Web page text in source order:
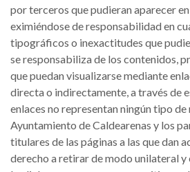
por terceros que pudieran aparecer
eximiéndose de responsabilidad en
tipográficos o inexactitudes que
se responsabiliza de los contenidos,
que puedan visualizarse mediante
directa o indirectamente, a través de
enlaces no representan ningún tipo
Ayuntamiento de Caldearenas y los
titulares de las páginas a las que dan
derecho a retirar de modo unilateral y